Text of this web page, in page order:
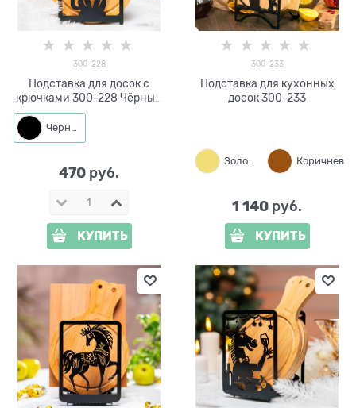
300-228
Подставка для досок с
крючками 300-228 Чёрный
Кот
Черный
470 руб.
КУПИТЬ
300-233
Подставка для кухонных
досок 300-233
Золото
1 140 руб.
КУПИТЬ